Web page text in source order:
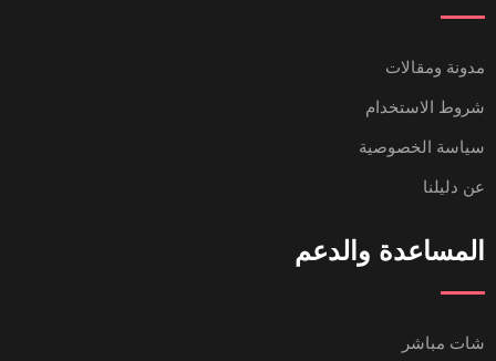
مدونة ومقالات
شروط الاستخدام
سياسة الخصوصية
عن دليلنا
المساعدة والدعم
شات مباشر